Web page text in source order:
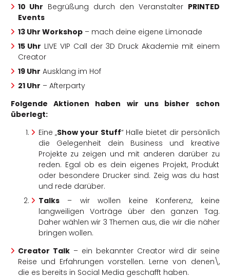
10 Uhr Begrüßung durch den Veranstalter PRINTED
Events
13 Uhr Workshop– mach deine eigene Limonade
15 Uhr LIVE VIP Call der 3D Druck Akademie mit einem
Creator
19 Uhr Ausklang im Hof
21 Uhr – Afterparty
Folgende Aktionen haben wir uns bisher schon
überlegt:
Eine „Show your Stuff“ Halle bietet dir persönlich
die Gelegenheit dein Business und kreative
Projekte zu zeigen und mit anderen darüber zu
reden. Egal ob es dein eigenes Projekt, Produkt
oder besondere Drucker sind. Zeig was du hast
und rede darüber.
Talks– wir wollen keine Konferenz, keine
langweiligen Vorträge über den ganzen Tag.
Daher wählen wir 3 Themen aus, die wir die näher
bringen wollen.
Creator Talk– ein bekannter Creator wird dir seine
Reise und Erfahrungen vorstellen. Lerne von denen\,
die es bereits in Social Media geschafft haben.